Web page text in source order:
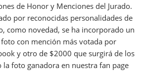
de Honor y Menciones del Jurado.
por reconocidas personalidades de
como novedad, se ha incorporado un
con mención más votada por
y otro de $2000 que surgirá de los
foto ganadora en nuestra fan page